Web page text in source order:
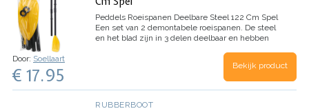
Peddels Roeispanen Deelbare Steel 122 Cm Spel
Een set van 2 demontabele roeispanen. De steel
en het blad zijn in 3 delen deelbaar en hebben
Door: Soellaart
€ 17.95 Bekijk product
RUBBERBOOT